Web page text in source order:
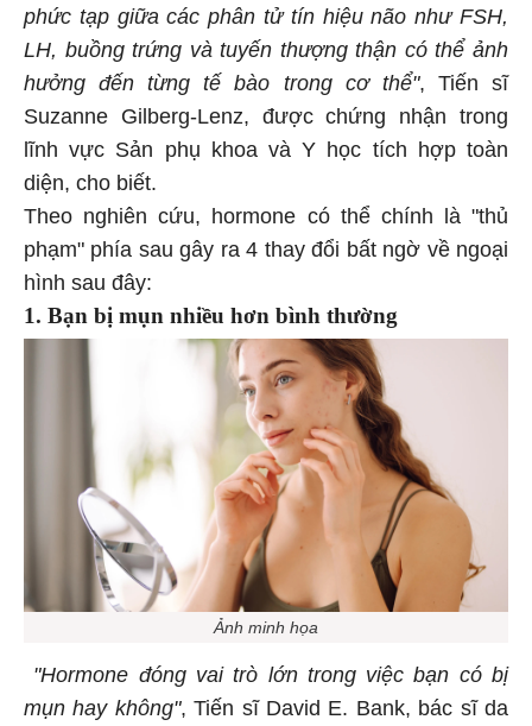
phức tạp giữa các phân tử tín hiệu não như FSH,
LH, buồng trứng và tuyến thượng thận có thể ảnh
hưởng đến từng tế bào trong cơ thể", Tiến sĩ
Suzanne Gilberg-Lenz, được chứng nhận trong
lĩnh vực Sản phụ khoa và Y học tích hợp toàn
diện, cho biết.
Theo nghiên cứu, hormone có thể chính là "thủ
phạm" phía sau gây ra 4 thay đổi bất ngờ về ngoại
hình sau đây:
1. Bạn bị mụn nhiều hơn bình thường
Ảnh minh họa
"Hormone đóng vai trò lớn trong việc bạn có bị
mụn hay không", Tiến sĩ David E. Bank, bác sĩ da